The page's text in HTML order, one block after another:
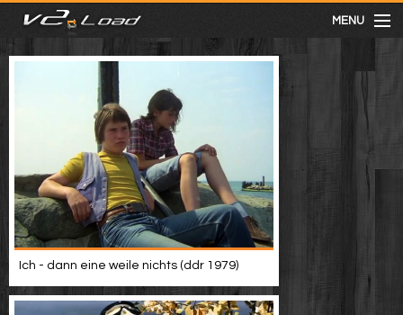
MENU
meist gesehen
kategorien
Menu
Ich - dann eine weile nichts (ddr 1979)